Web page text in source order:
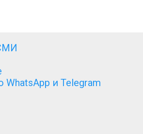
WhatsApp и Telegram